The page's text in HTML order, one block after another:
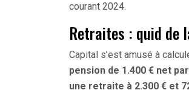
courant 2024.
Retraites : quid de
Capital s’est amusé à
pension de 1.400 € net
une retraite à 2.300 € et